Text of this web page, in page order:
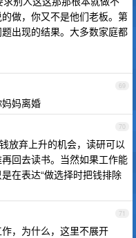
做，你又不是他们老板。第
出现的结果。大多数家庭都
69
妈离婚
70
放弃上升的机会，读研可以
回去读书。当然如果工作能
在表达“做选择时把钱排除
71
，为什么，这里不展开